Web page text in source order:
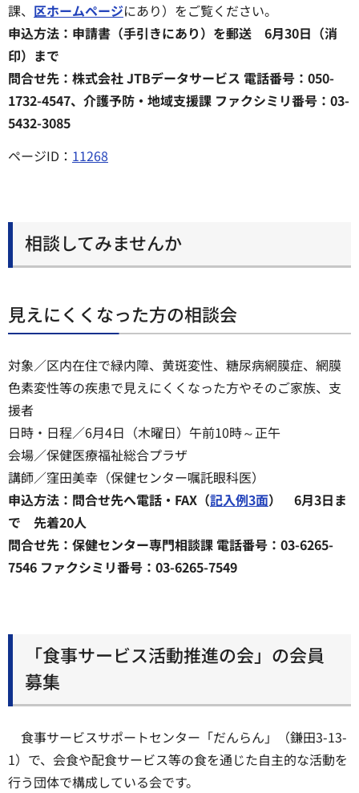
課、 区ホームページにあり）をご覧ください。
申込方法：申請書（手引きにあり）を郵送 6月30日（消
印）まで
問合せ先：株式会社 JTBデータサービス 電話番号：050-
1732-4547、介護予防・地域支援課 ファクシミリ番号：03-
5432-3085
ページID： 11268
相談してみませんか
見えにくくなった方の相談会
対象／区内在住で緑内障、黄斑変性、糖尿病網膜症、網膜
色素変性等の疾患で見えにくくなった方やそのご家族、支
援者
日時・日程／6月4日（木曜日）午前10時～正午
会場／保健医療福祉総合プラザ
講師／窪田美幸（保健センター嘱託眼科医）
申込方法：問合せ先へ電話・FAX（記入例3面） 6月3日ま
で 先着20人
問合せ先：保健センター専門相談課 電話番号：03-6265-
7546 ファクシミリ番号：03-6265-7549
「食事サービス活動推進の会」の会員
募集
食事サービスサポートセンター「だんらん」（鎌田3-13-
1）で、会食や配食サービス等の食を通じた自主的な活動を
行う団体で構成している会です。